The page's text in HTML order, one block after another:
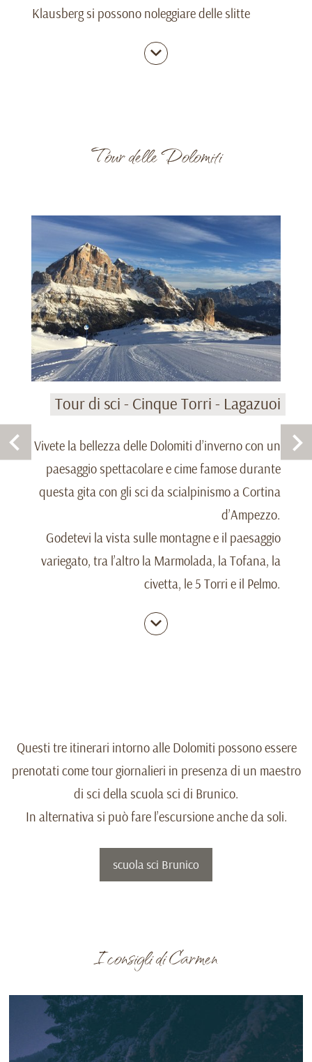
Klausberg si possono noleggiare delle slitte
spinta in direzione valle. La cabinovia vi porterà
malghe lasciandosi coccolare durante una bella
la slitta, visto che può essere noleggiata
direttamente alla malga. Naturalmente si può
fare anche durante il giorno.
Tour delle Dolomiti
Tour di sci - Cinque Torri - Lagazuoi
Vivete la bellezza delle Dolomiti d’inverno con un
paesaggio spettacolare e cime famose durante
questa gita con gli sci da scialpinismo a Cortina
d’Ampezzo.
Godetevi la vista sulle montagne e il paesaggio
variegato, tra l’altro la Marmolada, la Tofana, la
civetta, le 5 Torri e il Pelmo.
Questi tre itinerari intorno alle Dolomiti possono essere
prenotati come tour giornalieri in presenza di un maestro
di sci della scuola sci di Brunico.
In alternativa si può fare l’escursione anche da soli.
scuola sci Brunico
I consigli di Carmen